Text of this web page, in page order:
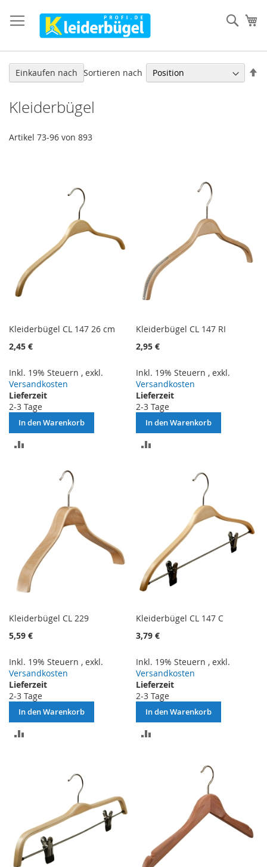
zum
Inhalt
Kleiderbügel
Artikel 73-96 von 893
Sortieren nach
Kleiderbügel CL 147 26 cm
2,45 €
Inkl. 19% Steuern , exkl.
Versandkosten
Lieferzeit
2-3 Tage
In den Warenkorb
HINZUFÜGEN
Kleiderbügel CL 147 RI
2,95 €
Inkl. 19% Steuern ,exkl.
Versandkosten
Lieferzeit
2-3 Tage
In den Warenkorb
HINZUFÜGEN
Kleiderbügel CL 229
5,59 €
Inkl. 19% Steuern , exkl.
Versandkosten
Lieferzeit
2-3 Tage
In den Warenkorb
HINZUFÜGEN
Kleiderbügel CL 147 C
3,79 €
Inkl. 19% Steuern ,exkl.
Versandkosten
Lieferzeit
2-3 Tage
In den Warenkorb
HINZUFÜGEN
Einkaufen nach